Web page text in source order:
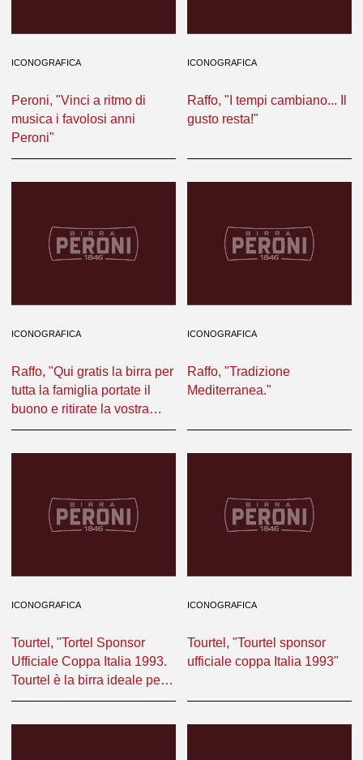
ICONOGRAFICA
Peroni, "Vinci a ritmo di
musica i favolosi anni
Peroni"
ICONOGRAFICA
Raffo, "I tempi cambiano... Il
gusto resta!"
ICONOGRAFICA
Raffo, "Qui gratis la birra per
tutta la famiglia portate il
buono e ritirate la vostra
bottiglia 2/3 vuoto a perdere
ICONOGRAFICA
Raffo, "Tradizione
Mediterranea."
ICONOGRAFICA
Tourtel, "Tortel Sponsor
Ufficiale Coppa Italia 1993.
Tourtel è la birra ideale per
gli sportivi perchè è
ICONOGRAFICA
Tourtel, "Tourtel sponsor
ufficiale coppa Italia 1993"